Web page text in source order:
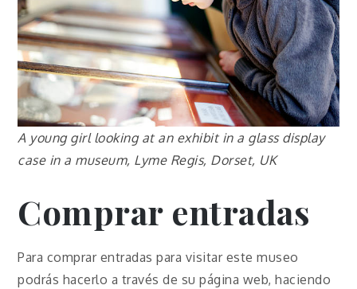
A young girl looking at an exhibit in a glass display
case in a museum, Lyme Regis, Dorset, UK
Comprar entradas
Para comprar entradas para visitar este museo
podrás hacerlo a través de su página web, haciendo